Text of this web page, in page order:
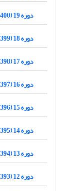
دوره 19 (1400)
دوره 18 (1399)
دوره 17 (1398)
دوره 16 (1397)
دوره 15 (1396)
دوره 14 (1395)
دوره 13 (1394)
دوره 12 (1393)